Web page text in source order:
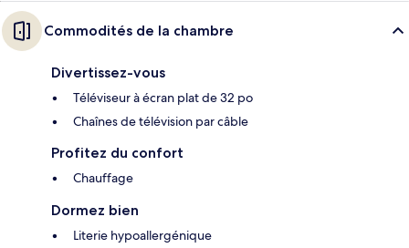
Commodités de la chambre
Divertissez-vous
Téléviseur à écran plat de 32 po
Chaînes de télévision par câble
Profitez du confort
Chauffage
Dormez bien
Literie hypoallergénique